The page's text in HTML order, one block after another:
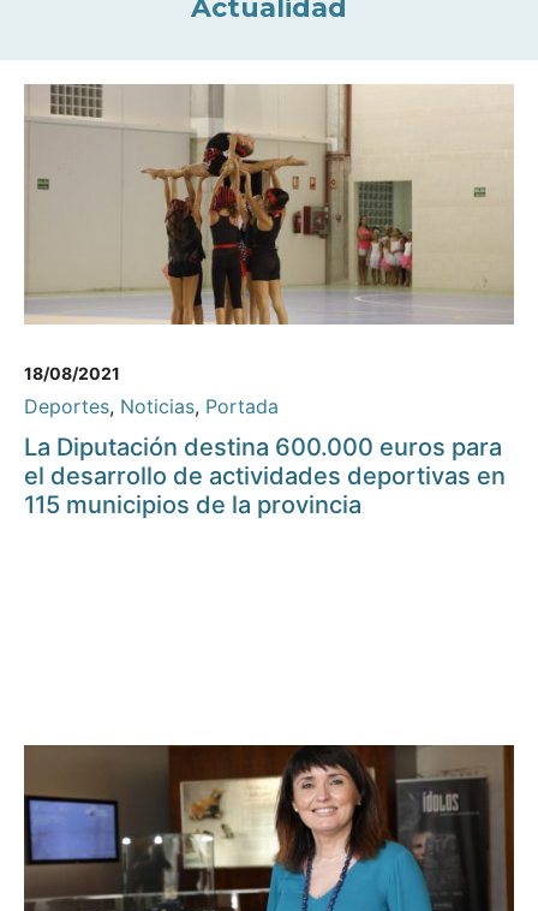
Actualidad
18/08/2021
Deportes, Noticias, Portada
La Diputación destina 600.000 euros para
el desarrollo de actividades deportivas en
115 municipios de la provincia